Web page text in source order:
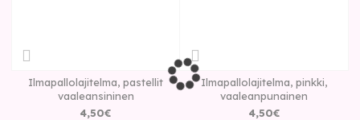
Ilmapallolajitelma, pastellit
vaaleansininen
4,50€
Ilmapallolajitelma, pinkki,
vaaleanpunainen
4,50€